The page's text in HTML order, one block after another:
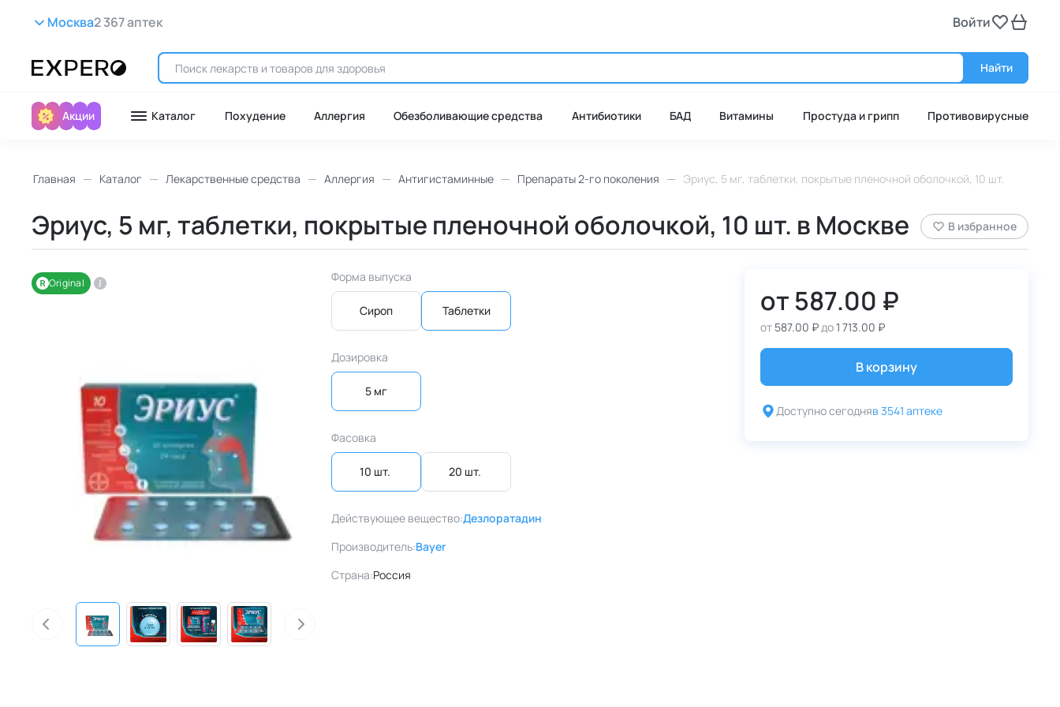
Москва2 367 аптек Войти
Найти
Акции Каталог Похудение Аллергия Обезболивающие средства Антибиотики БАД Витамины Простуда и грипп Противовирусные
Главная Каталог Лекарственные средства Аллергия Антигистаминные Препараты 2-го поколения Эриус, 5 мг, таблетки, покрытые пленочной оболочкой, 10 шт.
Эриус, 5 мг, таблетки, покрытые пленочной оболочкой, 10 шт. в Москве В избранное
Original Форма выпуска
Сироп Таблетки
Дозировка
5 мг
Фасовка
10 шт. 20 шт.
Действующее вещество:Дезлоратадин
Производитель:Bayer
Страна:Россия
от587.00 ₽
от 587.00 ₽до1 713.00 ₽
В корзину
Доступно сегодняв 3541 аптеке